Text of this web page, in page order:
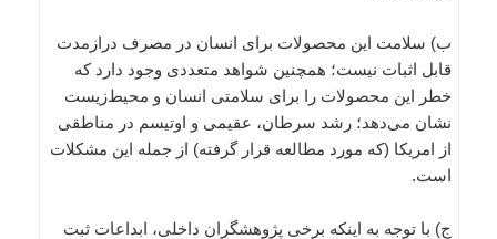
ب) سلامت این محصولات برای انسان در مصرف درازمدت
قابل اثبات نیست؛ همچنین شواهد متعددی وجود دارد که
خطر این محصولات را برای سلامتی انسان و محیط‌زیست
نشان می‌دهد؛ رشد سرطان، عقیمی و اوتیسم در مناطقی
از امریکا (که مورد مطالعه قرار گرفته) از جمله این مشکلات
است.
ج) با توجه به اینکه برخی پژوهشگران داخلی، ابداعات ثبت